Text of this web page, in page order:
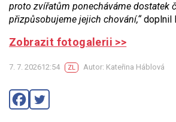
proto zvířatům ponecháváme dostatek
přizpůsobujeme jejich chování,“doplnil
Zobrazit fotogalerii >>
7. 7. 202612:54 ZL Autor: Kateřina Háblová